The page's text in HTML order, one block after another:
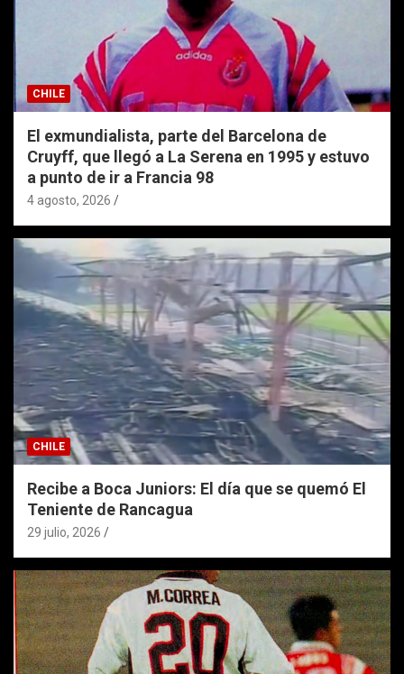
CHILE
El exmundialista, parte del Barcelona de
Cruyff, que llegó a La Serena en 1995 y estuvo
a punto de ir a Francia 98
4 agosto, 2026
CHILE
Recibe a Boca Juniors: El día que se quemó El
Teniente de Rancagua
29 julio, 2026